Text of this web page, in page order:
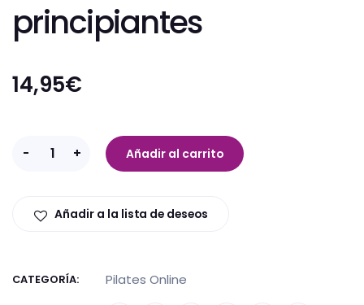
principiantes
14,95€
+
- Añadir al carrito
Añadir a la lista de deseos
CATEGORÍA: Pilates Online